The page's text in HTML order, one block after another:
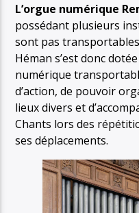
L’orgue numérique
possédant plusieurs
sont pas
Héman s’est donc
numérique
d’action, de pouvoir
lieux divers et
Chants lors des
ses déplacements.